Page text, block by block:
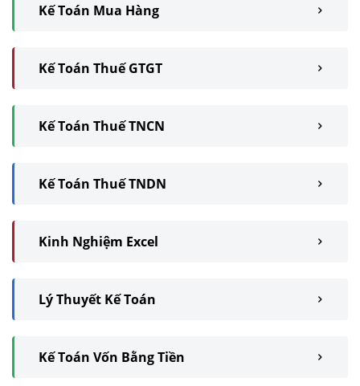
Kế Toán Mua Hàng
Kế Toán Thuế GTGT
Kế Toán Thuế TNCN
Kế Toán Thuế TNDN
Kinh Nghiệm Excel
Lý Thuyết Kế Toán
Kế Toán Vốn Bằng Tiền